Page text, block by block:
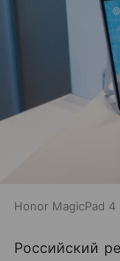
Honor MagicPad 4
Российский